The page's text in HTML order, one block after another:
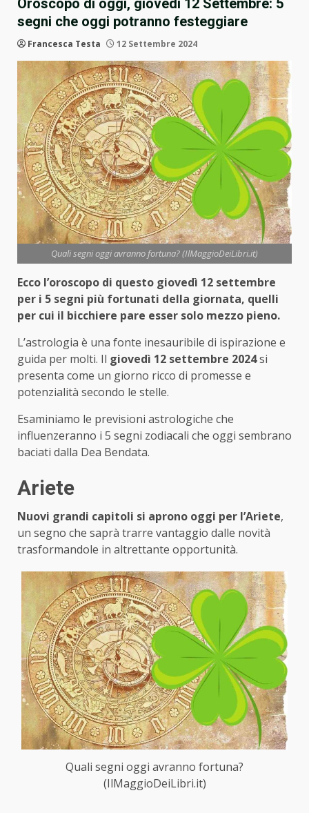
Oroscopo di oggi, giovedì 12 Settembre: 5
segni che oggi potranno festeggiare
Francesca Testa 12 Settembre 2024
Quali segni oggi avranno fortuna? (IlMaggioDeiLibri.it)
Ecco l’oroscopo di questo giovedì 12 settembre
per i 5 segni più fortunati della giornata, quelli
per cui il bicchiere pare esser solo mezzo pieno.
L’astrologia è una fonte inesauribile di ispirazione e
guida per molti. Il giovedì 12 settembre 2024si
presenta come un giorno ricco di promesse e
potenzialità secondo le stelle.
Esaminiamo le previsioni astrologiche che
influenzeranno i 5 segni zodiacali che oggi sembrano
baciati dalla Dea Bendata.
Ariete
Nuovi grandi capitoli si aprono oggi per l’Ariete,
un segno che saprà trarre vantaggio dalle novità
trasformandole in altrettante opportunità.
Quali segni oggi avranno fortuna?
(IlMaggioDeiLibri.it)